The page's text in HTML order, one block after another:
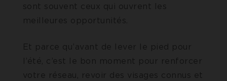
sont souvent ceux qui ouvrent les
meilleures opportunités.
Et parce qu’avant de lever le pied pour
l’été, c’est le bon moment pour renforcer
votre réseau, revoir des visages connus et